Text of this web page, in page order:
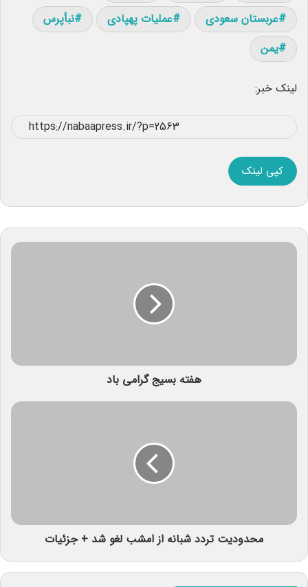
عربستان سعودی
عملیات پهپادی
نبأپرس
یمن
لینک خبر:
کپی لینک
هفته بسیج گرامی باد
محدودیت تردد شبانه از امشب لغو شد + جزئیات